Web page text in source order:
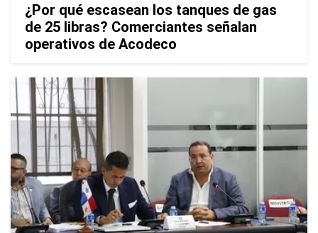
¿Por qué escasean los tanques de gas
de 25 libras? Comerciantes señalan
operativos de Acodeco